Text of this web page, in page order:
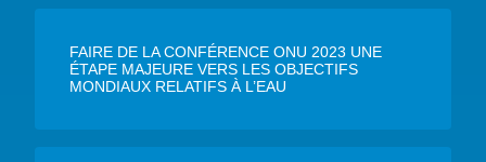
FAIRE DE LA CONFÉRENCE ONU 2023 UNE
ÉTAPE MAJEURE VERS LES OBJECTIFS
MONDIAUX RELATIFS À L’EAU